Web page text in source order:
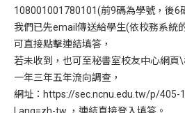
108001001780101(前9碼為學號，後6
我們已先email傳送給學生(依校務系統
可直接點擊連結填答，
若未收到，也可至秘書室校友中心網
一年三年五年流向調查，
網址：https://sec.ncnu.edu.tw/p/405-